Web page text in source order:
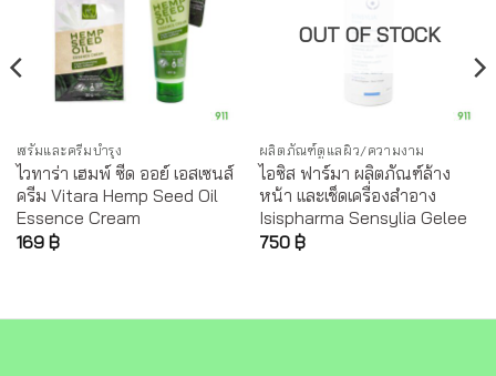
เซรั่มและครีมบำรุง
ไวทาร่า เฮมพ์ ซีด ออย์ เอสเซนส์
ครีม Vitara Hemp Seed Oil
Essence Cream
169 ฿
OUT OF STOCK
ผลิตภัณฑ์ดูแลผิว/ความงาม
ไอซิส ฟาร์มา ผลิตภัณฑ์ล้าง
หน้า และเช็ดเครื่องสำอาง
Isispharma Sensylia Gelee
750 ฿